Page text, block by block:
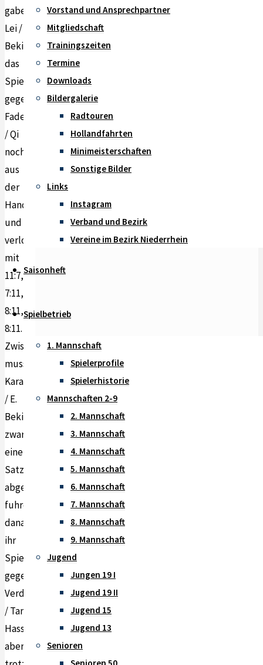
Vorstand und Ansprechpartner
Mitgliedschaft
Trainingszeiten
Termine
Downloads
Bildergalerie
Radtouren
Hollandfahrten
Minimeisterschaften
Sonstige Bilder
Links
Instagram
Verband und Bezirk
Vereine im Bezirk Niederrhein
Saisonheft
Spielbetrieb
1. Mannschaft
Spielerprofile
Spielerhistorie
Mannschaften 2-9
2. Mannschaft
3. Mannschaft
4. Mannschaft
5. Mannschaft
6. Mannschaft
7. Mannschaft
8. Mannschaft
9. Mannschaft
Jugend
Jungen 19 I
Jugend 19 II
Jugend 15
Jugend 13
Senioren
gaben
Lei / D.
Bekir
das
Spiel
gegen
Fadeev
/ Qi
noch
aus
der
Hand
und
verloren
mit
11:7,
7:11,
8:11,
8:11.
Zwischenzeitlich
mussten
Karakulak
/ E.
Bekir
zwar
einen
Satz
abgeben,
fuhren
danach
ihr
Spiel
gegen
Verdonschot
/ Tan
Hasse
aber